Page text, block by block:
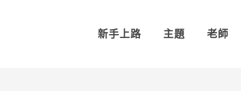
新手上路 主題 老師